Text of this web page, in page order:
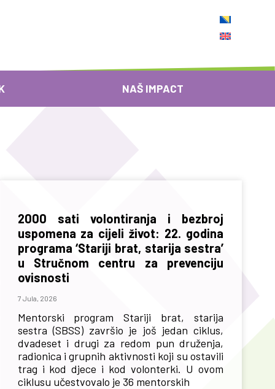
NAŠ IMPACT
2000 sati volontiranja i bezbroj
uspomena za cijeli život: 22. godina
programa ‘Stariji brat, starija sestra’
u Stručnom centru za prevenciju
ovisnosti
7 Jula, 2026
Mentorski program Stariji brat, starija
sestra (SBSS) završio je još jedan ciklus,
dvadeset i drugi za redom pun druženja,
radionica i grupnih aktivnosti koji su ostavili
trag i kod djece i kod volonterki. U ovom
ciklusu učestvovalo je 36 mentorskih